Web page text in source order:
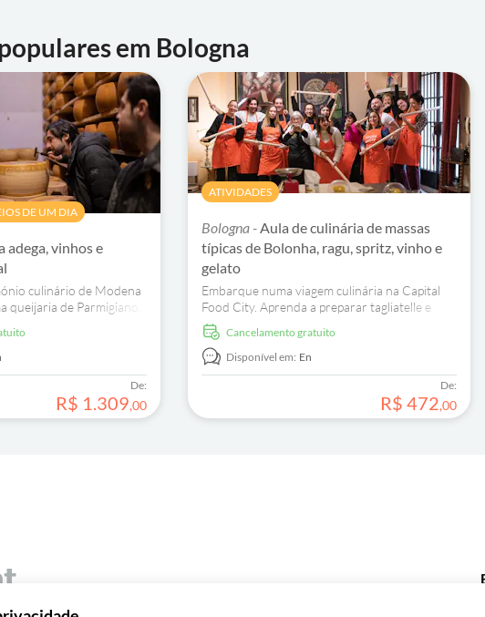
em Bologna
DE UM DIA
adega, vinhos e
culinário de Modena
queijaria de Parmigiano,
de Lambrusco mais
De:
R$ 1.309,00
ATIVIDADES
Bologna -Aula de culinária de massas
típicas de Bolonha, ragu, spritz, vinho e
gelato
Embarque numa viagem culinária na Capital
Food City. Aprenda a preparar tagliatelle e
spritz de Casoni, enquanto saboreia iguarias
locais.Cancelamento gratuito
Disponível em: En
De:
R$ 472,00